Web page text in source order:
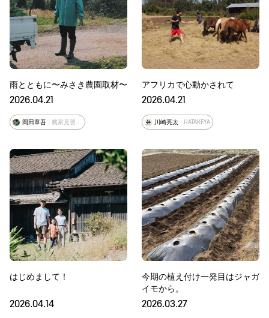
雨とともに〜みさき農園取材〜
2026.04.21
岡田章吾
アフリカで心動かされて
2026.04.21
川崎亮太 HATAKEYA
はじめまして！
2026.04.14
今期の植え付け一発目はジャガ
イモから。
2026.03.27